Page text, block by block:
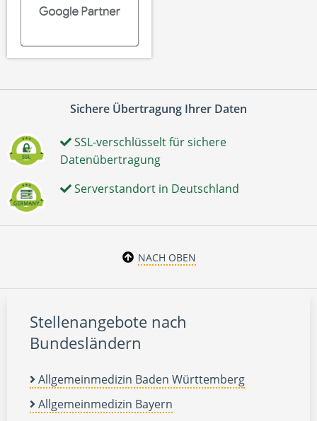
Sichere Übertragung Ihrer Daten
SSL-verschlüsselt für sichere
Datenübertragung
Serverstandort in Deutschland
NACH OBEN
Stellenangebote nach
Bundesländern
Allgemeinmedizin Baden Württemberg
Allgemeinmedizin Bayern